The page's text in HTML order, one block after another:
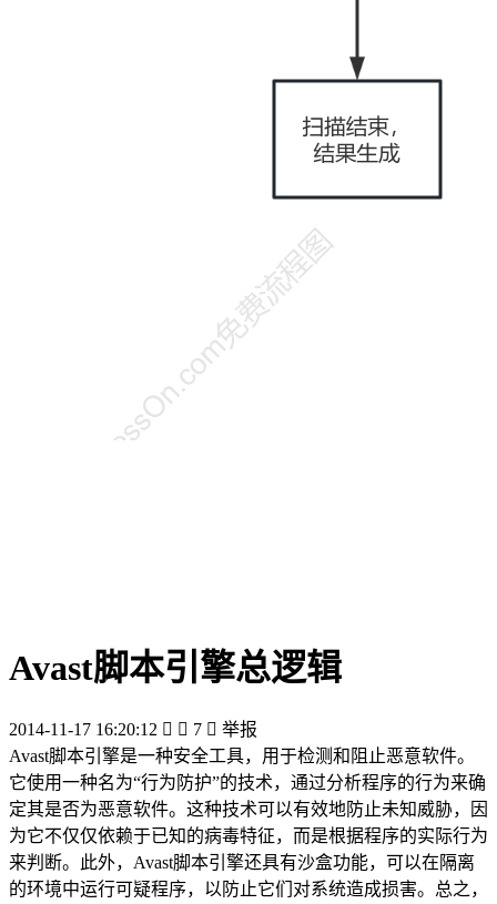
Avast脚本引擎总逻辑
2014-11-17 16:20:12   7  举报
Avast脚本引擎是一种安全工具，用于检测和阻止恶意软件。
它使用一种名为“行为防护”的技术，通过分析程序的行为来确
定其是否为恶意软件。这种技术可以有效地防止未知威胁，因
为它不仅仅依赖于已知的病毒特征，而是根据程序的实际行为
来判断。此外，Avast脚本引擎还具有沙盒功能，可以在隔离
的环境中运行可疑程序，以防止它们对系统造成损害。总之，